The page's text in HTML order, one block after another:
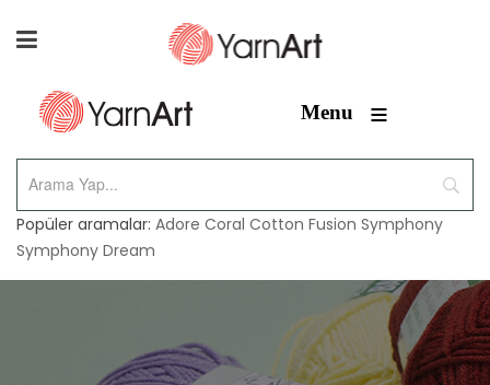
Menu ≡
Popüler aramalar: Adore Coral Cotton Fusion Symphony
Symphony Dream